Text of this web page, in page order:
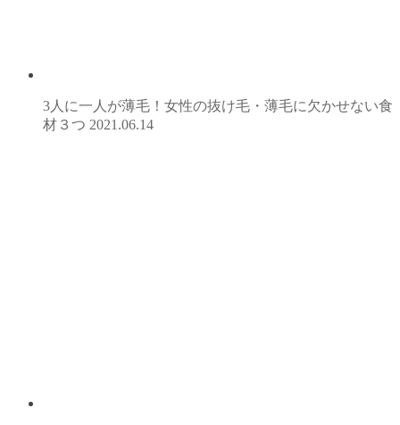
3人に一人が薄毛！女性の抜け毛・薄毛に欠かせない食
材３つ 2021.06.14